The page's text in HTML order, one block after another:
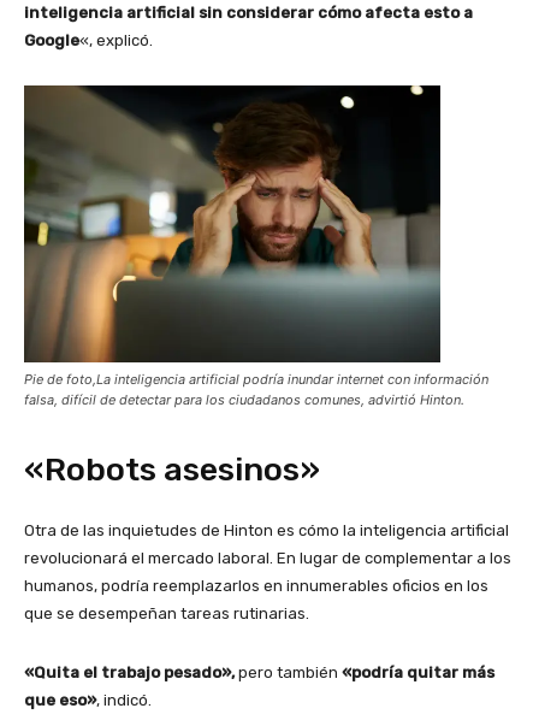
inteligencia artificial sin considerar cómo afecta esto a
Google«, explicó.
Pie de foto,La inteligencia artificial podría inundar internet con información
falsa, difícil de detectar para los ciudadanos comunes, advirtió Hinton.
«Robots asesinos»
Otra de las inquietudes de Hinton es cómo la inteligencia artificial
revolucionará el mercado laboral. En lugar de complementar a los
humanos, podría reemplazarlos en innumerables oficios en los
que se desempeñan tareas rutinarias.
«Quita el trabajo pesado»,pero también «podría quitar más
que eso», indicó.